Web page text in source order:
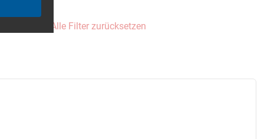
Alle Filter zurücksetzen